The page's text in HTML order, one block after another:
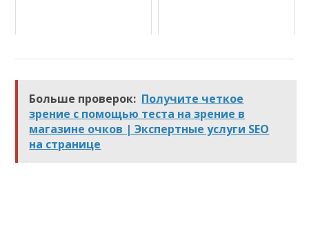
Больше проверок: Получите четкое
зрение с помощью теста на зрение в
магазине очков | Экспертные услуги SEO
на странице